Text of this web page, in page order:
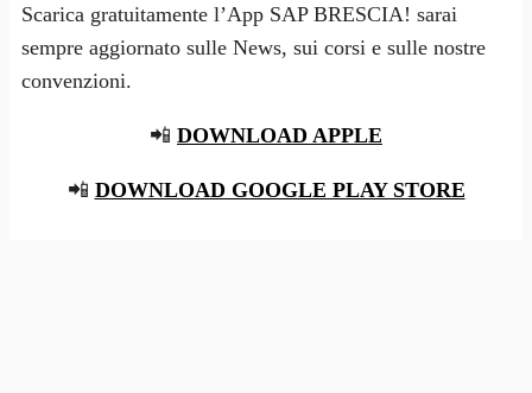
Scarica gratuitamente l’App SAP BRESCIA! sarai
sempre aggiornato sulle News, sui corsi e sulle nostre
convenzioni.
📲 DOWNLOAD APPLE
📲 DOWNLOAD GOOGLE PLAY STORE